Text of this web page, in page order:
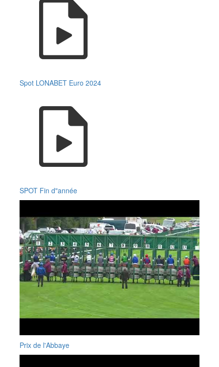
Spot LONABET Euro 2024
SPOT Fin d"année
Prix de l'Abbaye